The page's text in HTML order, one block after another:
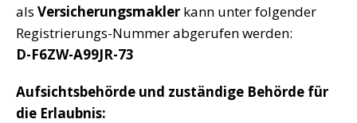
als Versicherungsmakler kann unter folgender
Registrierungs-Nummer abgerufen werden:
D-F6ZW-A99JR-73
Aufsichtsbehörde und zuständige Behörde für
die Erlaubnis: